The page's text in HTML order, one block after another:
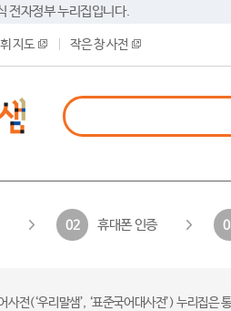
전자정부 누리집입니다.
지도 작은 창 사전
02 휴대폰 인증
사전(‘우리말샘’, ‘표준국어대사전’) 누리집